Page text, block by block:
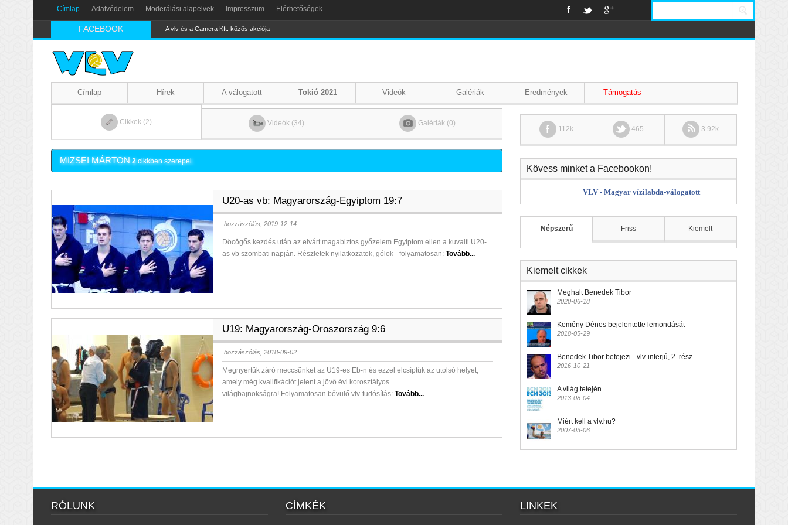
Címlap Adatvédelem Moderálási alapelvek Impresszum Elérhetőségek
FACEBOOK A vlv és a Camera Kft. közös akciója
Címlap Hírek A válogatott Tokió 2021 Videók Galériák Eredmények Támogatás
Cikkek (2) Videók (34) Galériák (0)
MIZSEI MÁRTON 2cikkben szerepel.
U20-as vb: Magyarország-Egyiptom 19:7
hozzászólás, 2019-12-14
Döcögős kezdés után az elvárt magabiztos győzelem Egyiptom ellen a kuvaiti U20-
as vb szombati napján. Részletek nyilatkozatok, gólok - folyamatosan:Tovább...
U19: Magyarország-Oroszország 9:6
hozzászólás, 2018-09-02
Megnyertük záró meccsünket az U19-es Eb-n és ezzel elcsíptük az utolsó helyet,
amely még kvalifikációt jelent a jövő évi korosztályos
világbajnokságra! Folyamatosan bővülő vlv-tudósítás:Tovább...
112k 465 3.92k
Kövess minket a Facebookon!
VLV - Magyar vízilabda-válogatott
Népszerű Friss Kiemelt
Kiemelt cikkek
Meghalt Benedek Tibor
2020-06-18
Kemény Dénes bejelentette lemondását
2018-05-29
Benedek Tibor befejezi - vlv-interjú, 2. rész
2016-10-21
A világ tetején
2013-08-04
Miért kell a vlv.hu?
2007-03-06
RÓLUNK CÍMKÉK LINKEK